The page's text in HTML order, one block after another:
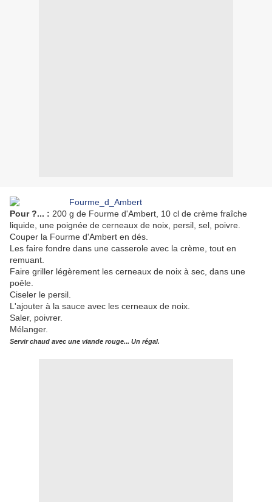
Pour ?... : 200 g de Fourme d'Ambert, 10 cl de crème fraîche
liquide, une poignée de cerneaux de noix, persil, sel, poivre.
Couper la Fourme d'Ambert en dés.
Les faire fondre dans une casserole avec la crème, tout en
remuant.
Faire griller légèrement les cerneaux de noix à sec, dans une
poêle.
Ciseler le persil.
L'ajouter à la sauce avec les cerneaux de noix.
Saler, poivrer.
Mélanger.
Servir chaud avec une viande rouge... Un régal.